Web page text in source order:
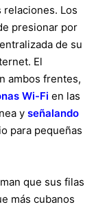
Los
presionar por
de su
El
ambos frentes,
Wi-Fi en las
y señalando
para pequeñas
que sus filas
más cubanos